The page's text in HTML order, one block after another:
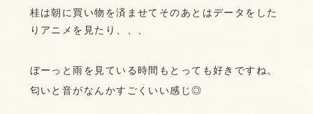
桂は朝に買い物を済ませてそのあとはデータをした
りアニメを見たり、、、
ぼーっと雨を見ている時間もとっても好きですね。
匂いと音がなんかすごくいい感じ◎